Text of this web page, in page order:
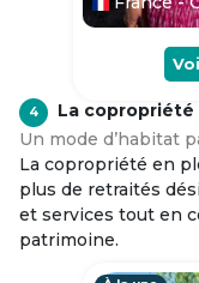
4
La
Un mode d’habitat
La copropriété en
plus de retraités
et services tout en
patrimoine.